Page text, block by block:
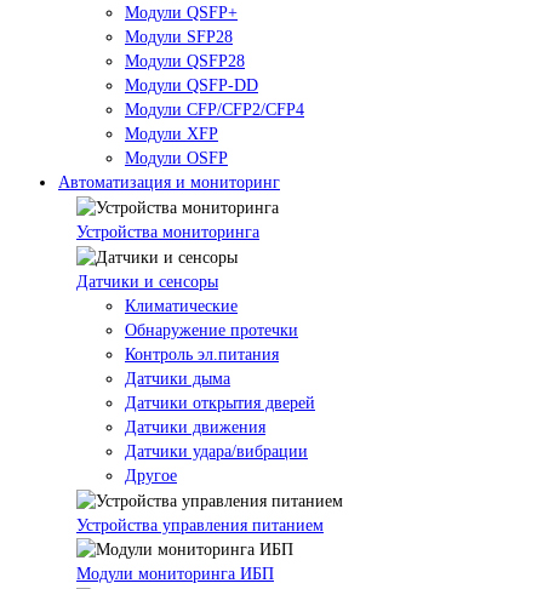
Модули QSFP+
Модули SFP28
Модули QSFP28
Модули QSFP-DD
Модули CFP/CFP2/CFP4
Модули XFP
Модули OSFP
Автоматизация и мониторинг
Устройства мониторинга
Датчики и сенсоры
Климатические
Обнаружение протечки
Контроль эл.питания
Датчики дыма
Датчики открытия дверей
Датчики движения
Датчики удара/вибрации
Другое
Устройства управления питанием
Модули мониторинга ИБП